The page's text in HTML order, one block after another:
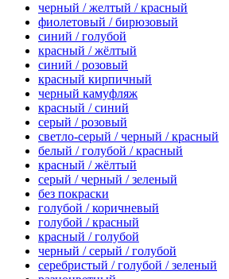
черный / желтый / красный
фиолетовый / бирюзовый
синий / голубой
красный / жёлтый
синий / розовый
красный кирпичный
черный камуфляж
красный / синий
серый / розовый
светло-серый / черный / красный
белый / голубой / красный
красный / жёлтый
серый / черный / зеленый
без покраски
голубой / коричневый
голубой / красный
красный / голубой
черный / серый / голубой
серебристый / голубой / зеленый